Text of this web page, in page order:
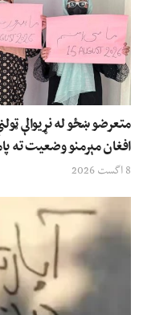
متعرضو ښځو له نړیوالې
افغان مېرمنو وضعیت ته
8 اگست 2026